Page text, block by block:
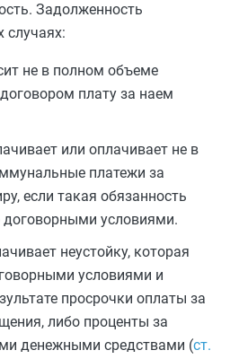
Задолженность
случаях:
не в полном объеме
плату за наем
или оплачивает не в
платежи за
если такая обязанность
договорными условиями.
неустойку, которая
условиями и
просрочки оплаты за
либо проценты за
денежными средствами (ст.